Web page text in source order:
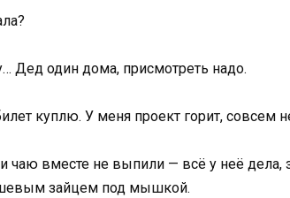
Дед один дома, присмотреть надо.
куплю. У меня проект горит, совсем
чаю вместе не выпили — всё у неё дела,
зайцем под мышкой.